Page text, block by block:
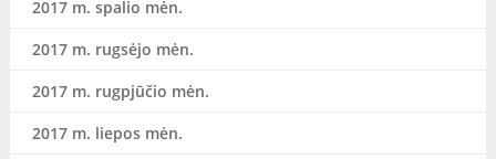
2017 m. spalio mėn.
2017 m. rugsėjo mėn.
2017 m. rugpjūčio mėn.
2017 m. liepos mėn.